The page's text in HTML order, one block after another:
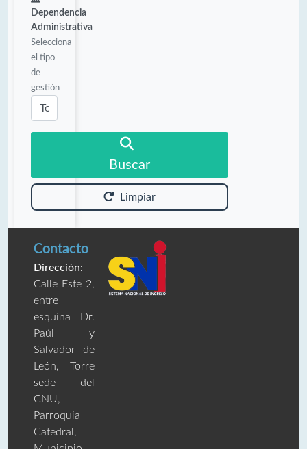
Dependencia
Administrativa
Selecciona
el tipo
de
gestión
Buscar
Limpiar
Contacto
Dirección:
Calle Este 2,
entre
esquina Dr.
Paúl y
Salvador de
León, Torre
sede del
CNU,
Parroquia
Catedral,